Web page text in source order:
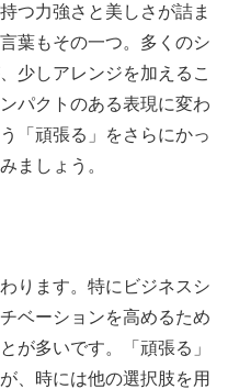
つ力強さと美しさが詰ま
葉もその一つ。多くのシ
少しアレンジを加えるこ
パクトのある表現に変わ
「頑張る」をさらにかっ
ましょう。
ります。特にビジネスシ
ベーションを高めるため
が多いです。「頑張る」
、時には他の選択肢を用